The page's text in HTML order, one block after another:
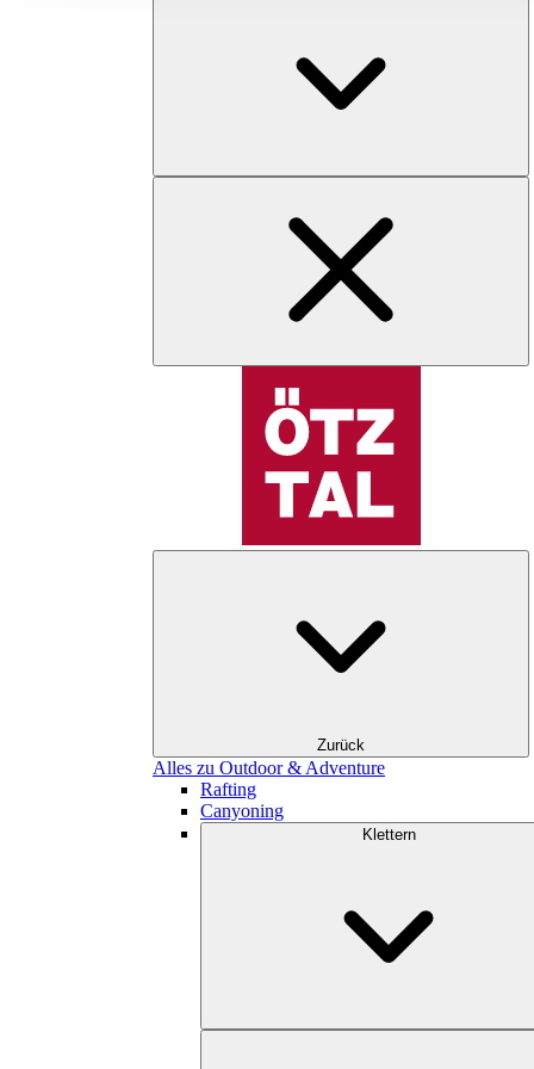
Zurück
Alles zu Outdoor & Adventure
Rafting
Canyoning
Klettern